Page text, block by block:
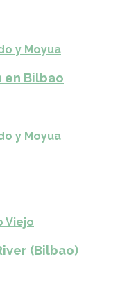
y Moyua
en Bilbao
y Moyua
Viejo
(Bilbao)